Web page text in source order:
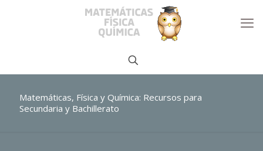
Matemáticas, Física y Química: Recursos para
Secundaria y Bachillerato